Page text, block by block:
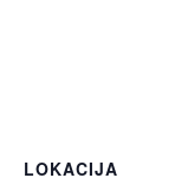
LOKACIJA